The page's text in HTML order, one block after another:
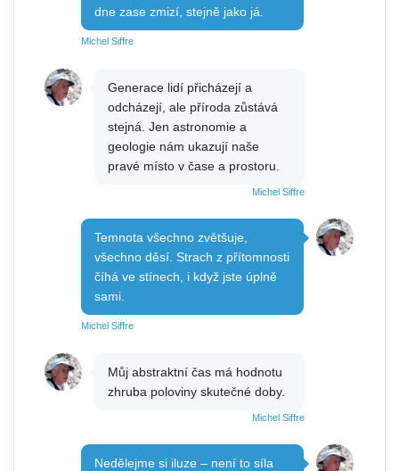
dne zase zmizí, stejně jako já.
Michel Siffre
Generace lidí přicházejí a
odcházejí, ale příroda zůstává
stejná. Jen astronomie a
geologie nám ukazují naše
pravé místo v čase a prostoru.
Michel Siffre
Temnota všechno zvětšuje,
všechno děsí. Strach z přítomnosti
číhá ve stínech, i když jste úplně
sami.
Michel Siffre
Můj abstraktní čas má hodnotu
zhruba poloviny skutečné doby.
Michel Siffre
Nedělejme si iluze – není to síla